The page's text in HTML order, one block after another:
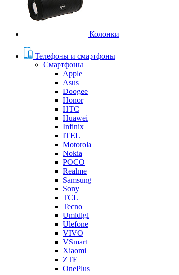
Колонки
Телефоны и смартфоны
Смартфоны
Apple
Asus
Doogee
Honor
HTC
Huawei
Infinix
ITEL
Motorola
Nokia
POCO
Realme
Samsung
Sony
TCL
Tecno
Umidigi
Ulefone
VIVO
VSmart
Xiaomi
ZTE
OnePlus